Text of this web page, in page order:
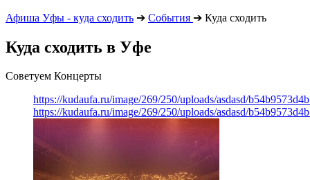
Афиша Уфы - куда сходить ➔ События ➔ Куда сходить
Куда сходить в Уфе
Советуем Концерты
https://kudaufa.ru/image/269/250/uploads/asdasd/
https://kudaufa.ru/image/269/250/uploads/asdasd/